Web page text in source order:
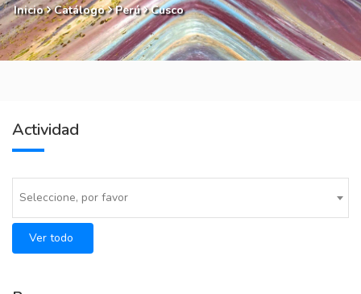
Inicio Catálogo Perú Cusco
Actividad
Seleccione, por favor
Ver todo